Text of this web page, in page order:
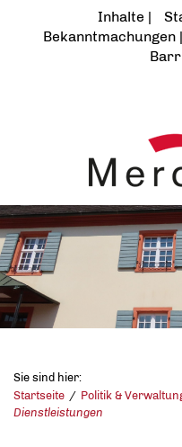
Inhalte
Bekanntmachungen
Sie sind hier:
Startseite
Politik &
Dienstleistungen